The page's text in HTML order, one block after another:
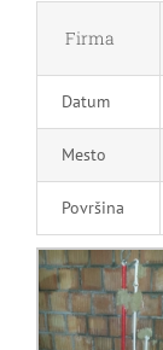
Firma
Datum
Mesto
Površina